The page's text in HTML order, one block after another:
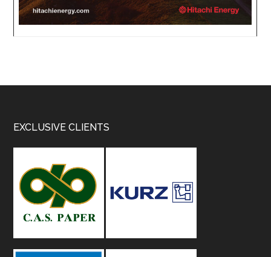
Footer
EXCLUSIVE CLIENTS